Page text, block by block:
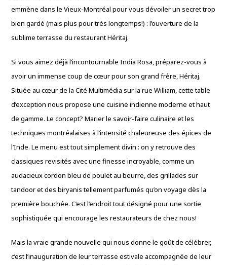
emmène dans le Vieux-Montréal pour vous dévoiler un secret trop
bien gardé (mais plus pour très longtemps!) : l’ouverture de la
sublime terrasse du restaurant Héritaj.
Si vous aimez déjà l’incontournable India Rosa, préparez-vous à
avoir un immense coup de cœur pour son grand frère, Héritaj.
Située au cœur de la Cité Multimédia sur la rue William, cette table
d’exception nous propose une cuisine indienne moderne et haut
de gamme. Le concept? Marier le savoir-faire culinaire et les
techniques montréalaises à l’intensité chaleureuse des épices de
l’Inde. Le menu est tout simplement divin : on y retrouve des
classiques revisités avec une finesse incroyable, comme un
audacieux cordon bleu de poulet au beurre, des grillades sur
tandoor et des biryanis tellement parfumés qu’on voyage dès la
première bouchée. C’est l’endroit tout désigné pour une sortie
sophistiquée qui encourage les restaurateurs de chez nous!
Mais la vraie grande nouvelle qui nous donne le goût de célébrer,
c’est l’inauguration de leur terrasse estivale accompagnée de leur